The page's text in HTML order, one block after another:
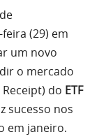
(29) em
um novo
o mercado
do ETF
sucesso nos
em janeiro.